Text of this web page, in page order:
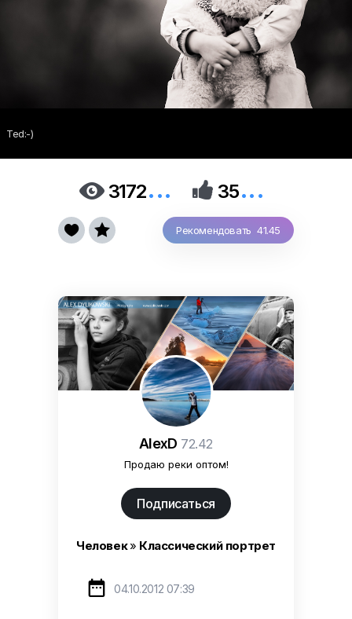
Ted:-)
 3172...  35...
Рекомендовать 41.45
 
AlexD 72.42
Продаю реки оптом!
Подписаться
Человек» Классический портрет
 04.10.2012 07:39